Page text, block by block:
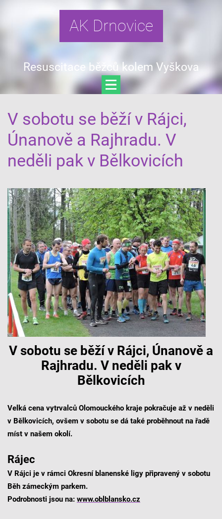
AK Drnovice
Resuscitace běžců kolem Vyškova
V sobotu se běží v Rájci,
Únanově a Rajhradu. V
neděli pak v Bělkovicích
V sobotu se běží v Rájci, Únanově a
Rajhradu. V neděli pak v
Bělkovicích
Velká cena vytrvalců Olomouckého kraje pokračuje až v neděli
v Bělkovicích, ovšem v sobotu se dá také proběhnout na řadě
míst v našem okolí.
Rájec
V Rájci je v rámci Okresní blanenské ligy připravený v sobotu
Běh zámeckým parkem.
Podrobnosti jsou na: www.oblblansko.cz